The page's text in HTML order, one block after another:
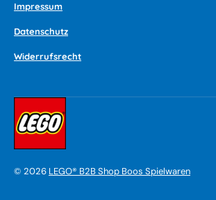
Impressum
Datenschutz
Widerrufsrecht
© 2026 LEGO® B2B Shop Boos Spielwaren